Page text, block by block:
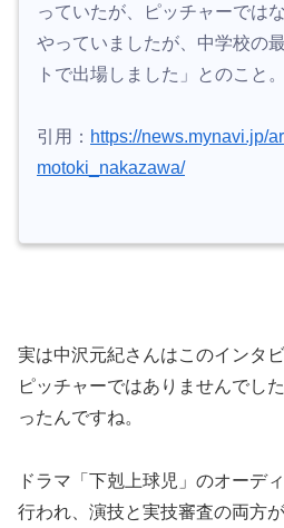
っていたが、ピッチャーでは
やっていましたが、中学校の
トで出場しました」とのこと。
引用： https://news.mynavi.jp/
motoki_nakazawa/
実は中沢元紀さんはこのインタ
ピッチャーではありませんでし
ったんですね。
ドラマ「下剋上球児」のオーデ
行われ、演技と実技審査の両方